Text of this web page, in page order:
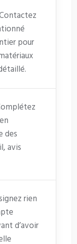
pour
des
avis
rien
d’avoir